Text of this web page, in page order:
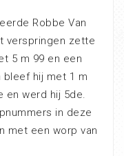
Robbe Van
verspringen zette
5 m 99 en een
bleef hij met 1 m
en werd hij 5de.
in deze
met een worp van